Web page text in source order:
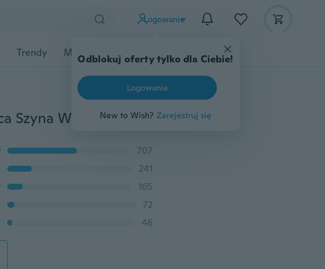
Logowanie
Odblokuj oferty tylko dla Ciebie!
Logowanie
New to Wish? Zarejestruj się
Trendy Moda Przybory dziecięce Więcej
Medycyna Sport Nadgarstek Kciuki Ręce Spica Szyna Wsparcie Brace Stabilizator Zapalenie stawów BAS
707
241
165
72
46